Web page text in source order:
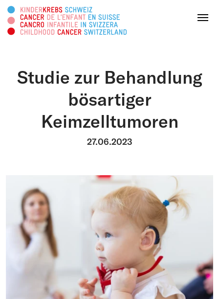
Menu
À propos
Plateforme d'info
Faire un don
FAIRE UN DON
FR DE IT
Rechercher sur ce site web
Studie zur Behandlung
bösartiger
Keimzelltumoren
27.06.2023